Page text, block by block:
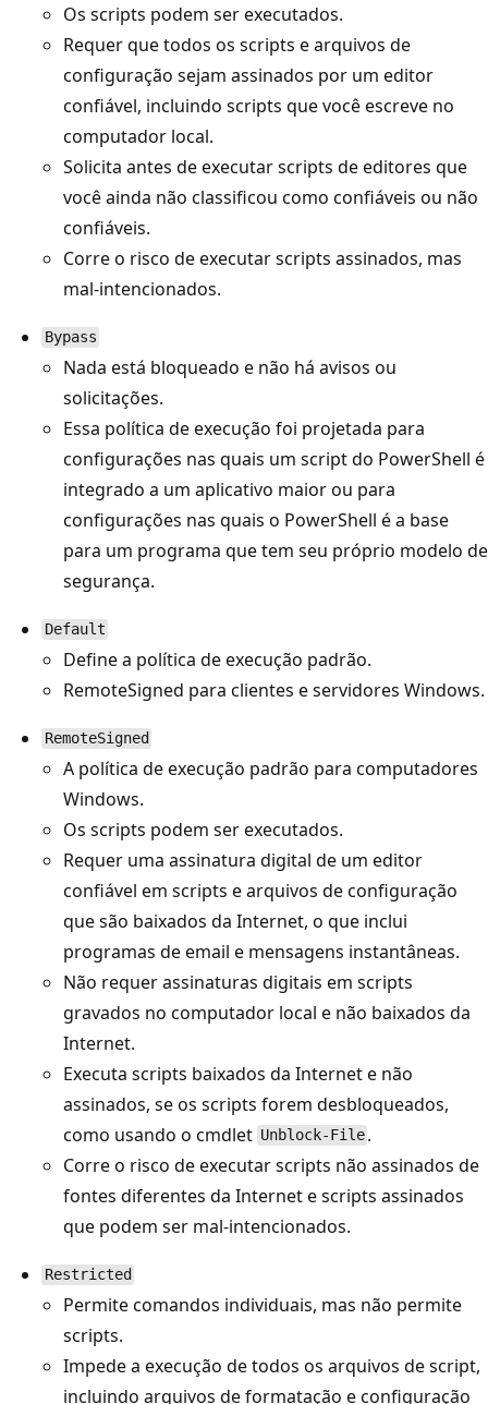
Os scripts podem ser executados.
Requer que todos os scripts e arquivos de
configuração sejam assinados por um editor
confiável, incluindo scripts que você escreve no
computador local.
Solicita antes de executar scripts de editores que
você ainda não classificou como confiáveis ou não
confiáveis.
Corre o risco de executar scripts assinados, mas
mal-intencionados.
Bypass
Nada está bloqueado e não há avisos ou
solicitações.
Essa política de execução foi projetada para
configurações nas quais um script do PowerShell é
integrado a um aplicativo maior ou para
configurações nas quais o PowerShell é a base
para um programa que tem seu próprio modelo de
segurança.
Default
Define a política de execução padrão.
RemoteSigned para clientes e servidores Windows.
RemoteSigned
A política de execução padrão para computadores
Windows.
Os scripts podem ser executados.
Requer uma assinatura digital de um editor
confiável em scripts e arquivos de configuração
que são baixados da Internet, o que inclui
programas de email e mensagens instantâneas.
Não requer assinaturas digitais em scripts
gravados no computador local e não baixados da
Internet.
Executa scripts baixados da Internet e não
assinados, se os scripts forem desbloqueados,
como usando o cmdlet Unblock-File .
Corre o risco de executar scripts não assinados de
fontes diferentes da Internet e scripts assinados
que podem ser mal-intencionados.
Restricted
Permite comandos individuais, mas não permite
scripts.
Impede a execução de todos os arquivos de script,
incluindo arquivos de formatação e configuração